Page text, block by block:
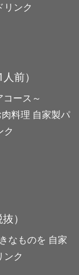
ンク
前）
ース～
料理 自家製パ
ク
）
なものを 自家
ク